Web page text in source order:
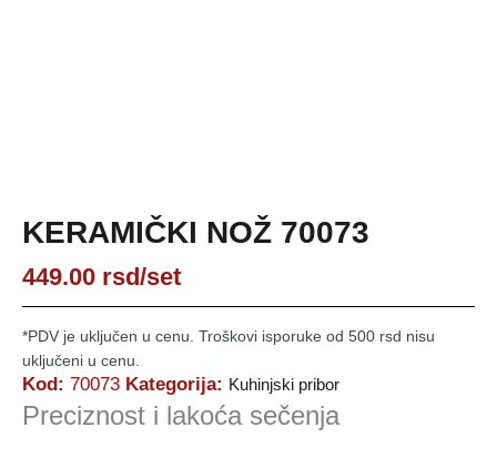
KERAMIČKI NOŽ 70073
449.00 rsd/set
*PDV je uključen u cenu. Troškovi isporuke od 500 rsd nisu
uključeni u cenu.
Kod: 70073 Kategorija: Kuhinjski pribor
Preciznost i lakoća sečenja